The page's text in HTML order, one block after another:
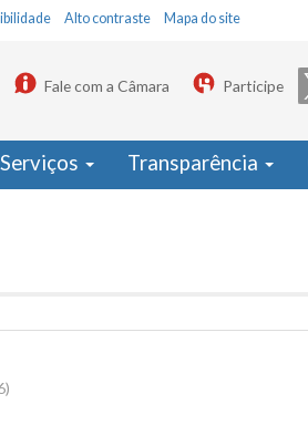
Alto contraste Mapa do site
Fale com a Câmara Participe
Serviços Transparência